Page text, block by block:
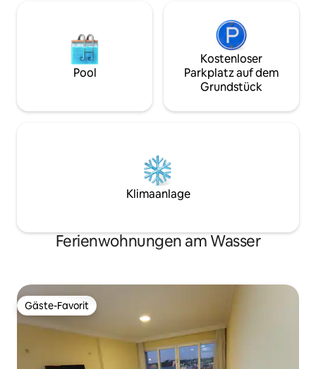
Pool
Kostenloser
Parkplatz auf dem
Grundstück
Klimaanlage
Ferienwohnungen am Wasser
Gäste-Favorit
Gäste-Favorit